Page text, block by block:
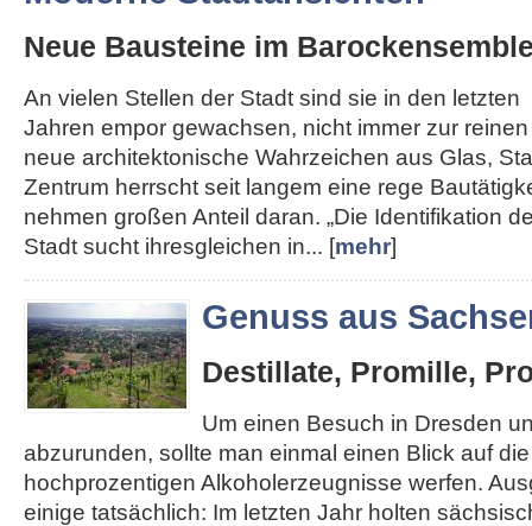
Neue Bausteine im
An vielen Stellen der Stadt sind sie in den letzten
Jahren empor gewachsen, nicht immer zur
neue architektonische Wahrzeichen aus Glas,
Zentrum herrscht seit langem eine rege
nehmen großen Anteil daran. „Die Identifikation
Stadt sucht ihresgleichen in... [mehr]
Genuss aus
Destillate, Promille,
Um einen Besuch in Dresden
abzurunden, sollte man einmal einen Blick auf
hochprozentigen Alkoholerzeugnisse werfen.
einige tatsächlich: Im letzten Jahr holten